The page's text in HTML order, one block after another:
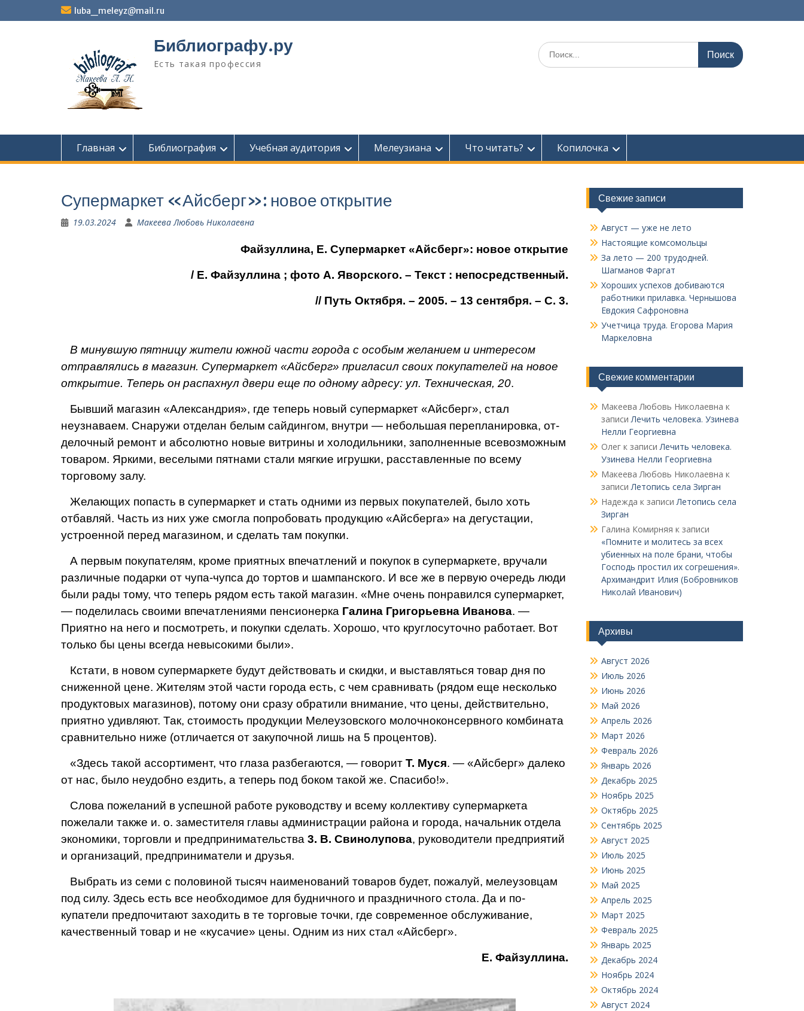
к
luba_meleyz@mail.ru
Библиографу.ру
Есть такая профессия
Поиск
по:
Главная Библиография Учебная аудитория Мелеузиана Что читать? Копилочка
Супермаркет «Айсберг»: новое открытие
19.03.2024 Макеева Любовь Николаевна
Файзуллина, Е. Супермаркет «Айсберг»: новое открытие
/ Е. Файзуллина ; фото А. Яворского. – Текст : непосредственный.
// Путь Октября. – 2005. – 13 сентября. – С. 3.
В минувшую пятницу жители южной части го­рода с особым желанием и интересом
отправля­лись в магазин. Супер­маркет «Айсберг» пригла­сил своих покупателей на новое
открытие. Теперь он распахнул двери еще по одному адресу: ул. Техническая, 20.
Бывший магазин «Алек­сандрия», где теперь новый супермаркет «Айсберг», стал
неузнаваем. Снаружи отделан белым сайдингом, внутри — не­большая перепланировка, от­
делочный ремонт и абсолют­но новые витрины и холодильники, заполненные всевоз­можным
товаром. Яркими, ве­селыми пятнами стали мягкие игрушки, расставленные по всему
торговому залу.
Желающих попасть в су­пермаркет и стать одними из первых покупателей, было хоть
отбавляй. Часть из них уже смогла попробовать про­дукцию «Айсберга» на дегус­тации,
устроенной перед мага­зином, и сделать там покупки.
А первым покупателям, кроме приятных впечатлений и покупок в супермаркете, вру­чали
различные подарки от чупа-чупса до тортов и шам­панского. И все же в первую очередь люди
были рады тому, что теперь рядом есть такой магазин. «Мне очень по­нравился супермаркет,
— поде­лилась своими впечатлениями пенсионерка Галина Григорь­евна Иванова. —
Приятно на него и посмотреть, и покупки сделать. Хорошо, что кругло­суточно работает. Вот
только бы цены всегда невысокими были».
Кстати, в новом супермар­кете будут действовать и скид­ки, и выставляться товар дня по
сниженной цене. Жителям этой части города есть, с чем сравнивать (рядом еще не­сколько
продуктовых магази­нов), потому они сразу обрати­ли внимание, что цены, дей­ствительно,
приятно удивляют. Так, стоимость продукции Мелеузовского молочноконсервного комбината
сравнительно ниже (отличается от закупоч­ной лишь на 5 процентов).
«Здесь такой ассортимент, что глаза разбегаются, — говорит Т. Муся. — «Айсберг» да­леко
от нас, было неудобно ез­дить, а теперь под боком та­кой же. Спасибо!».
Слова пожеланий в успеш­ной работе руководству и все­му коллективу супермаркета
пожелали также и. о. замести­теля главы администрации района и города, начальник отдела
экономики, торговли и предпринимательства 3. В. Свинолупова, руководители предприятий
и организаций, предприниматели и друзья.
Выбрать из семи с полови­ной тысяч наименований товаров будет, пожалуй, мелеузовцам
под силу. Здесь есть все необходимое для будничного и праздничного стола. Да и по­
купатели предпочитают захо­дить в те торговые точки, где современное обслуживание,
качественный товар и не «кусачие» цены. Одним из них стал «Айсберг».
Е. Файзуллина.
Свежие записи
Август — уже не лето
Настоящие комсомольцы
За лето — 200 трудодней.
Шагманов Фаргат
Хороших успехов добиваются
работники прилавка. Чер­нышова
Евдокия Сафроновна
Учетчица труда. Его­рова Мария
Маркеловна
Свежие комментарии
Макеева Любовь Николаевна к
записиЛечить человека. Узинева
Нелли Георгиевна
Олегк записиЛечить человека.
Узинева Нелли Георгиевна
Макеева Любовь Николаевна к
записиЛетопись села Зирган
Надежда к записиЛетопись села
Зирган
Галина Комирняя к записи
«Помните и молитесь за всех
убиенных на поле брани, чтобы
Господь простил их согрешения».
Архимандрит Илия (Бобровников
Николай Иванович)
Архивы
Август 2026
Июль 2026
Июнь 2026
Май 2026
Апрель 2026
Март 2026
Февраль 2026
Январь 2026
Декабрь 2025
Ноябрь 2025
Октябрь 2025
Сентябрь 2025
Август 2025
Июль 2025
Июнь 2025
Май 2025
Апрель 2025
Март 2025
Февраль 2025
Январь 2025
Декабрь 2024
Ноябрь 2024
Октябрь 2024
Август 2024